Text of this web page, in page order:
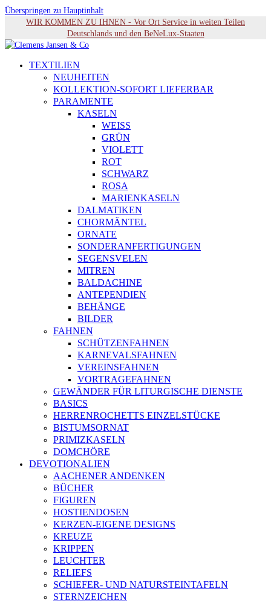
Überspringen zu Hauptinhalt
WIR KOMMEN ZU IHNEN - Vor Ort Service in weiten Teilen
Deutschlands und den BeNeLux-Staaten
TEXTILIEN
NEUHEITEN
KOLLEKTION-SOFORT LIEFERBAR
PARAMENTE
KASELN
WEISS
GRÜN
VIOLETT
ROT
SCHWARZ
ROSA
MARIENKASELN
DALMATIKEN
CHORMÄNTEL
ORNATE
SONDERANFERTIGUNGEN
SEGENSVELEN
MITREN
BALDACHINE
ANTEPENDIEN
BEHÄNGE
BILDER
FAHNEN
SCHÜTZENFAHNEN
KARNEVALSFAHNEN
VEREINSFAHNEN
VORTRAGEFAHNEN
GEWÄNDER FÜR LITURGISCHE DIENSTE
BASICS
HERRENROCHETTS EINZELSTÜCKE
BISTUMSORNAT
PRIMIZKASELN
DOMCHÖRE
DEVOTIONALIEN
AACHENER ANDENKEN
BÜCHER
FIGUREN
HOSTIENDOSEN
KERZEN-EIGENE DESIGNS
KREUZE
KRIPPEN
LEUCHTER
RELIEFS
SCHIEFER- UND NATURSTEINTAFELN
STERNZEICHEN